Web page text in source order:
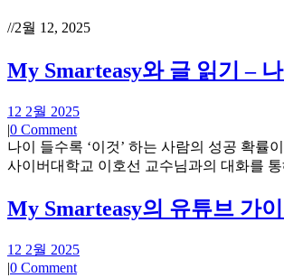
//2월 12, 2025
My Smarteasy와 글 읽기 –
12 2월 2025
|0 Comment
나이 들수록 ‘이것’ 하는 사람의 성공 확률
사이버대학교 이호선 교수님과의 대화를
My Smarteasy의 유튜브 가이
12 2월 2025
|0 Comment